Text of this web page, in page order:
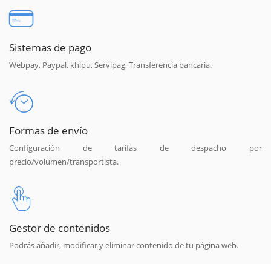
Sistemas de pago
Webpay, Paypal, khipu, Servipag, Transferencia bancaria.
Formas de envío
Configuración de tarifas de despacho por
precio/volumen/transportista.
Gestor de contenidos
Podrás añadir, modificar y eliminar contenido de tu página web.